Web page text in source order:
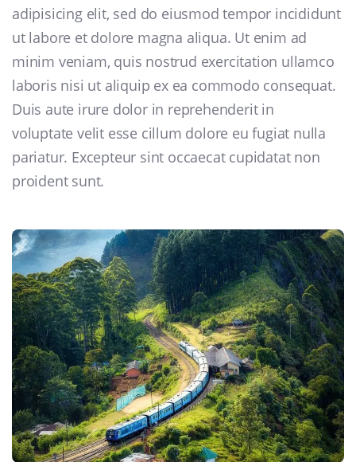
adipisicing elit, sed do eiusmod tempor incididunt
ut labore et dolore magna aliqua. Ut enim ad
minim veniam, quis nostrud exercitation ullamco
laboris nisi ut aliquip ex ea commodo consequat.
Duis aute irure dolor in reprehenderit in
voluptate velit esse cillum dolore eu fugiat nulla
pariatur. Excepteur sint occaecat cupidatat non
proident sunt.